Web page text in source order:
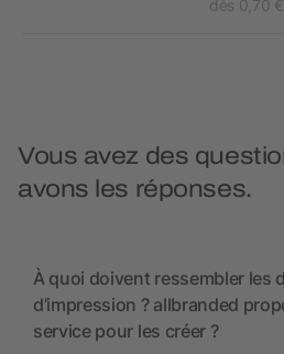
dès 0,70 €
Vous avez des
avons les réponses.
À quoi doivent ressembler les
d’impression ? allbranded
service pour les créer ?